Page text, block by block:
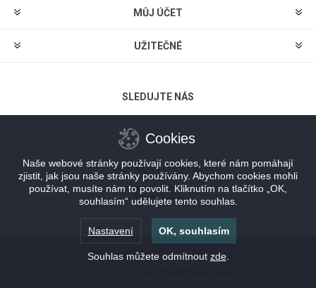
MŮJ ÚČET
UŽITEČNÉ
SLEDUJTE NÁS
MOŽNOSTI PLATBY
Powered bynopCommerce
Cookies
Naše webové stránky používají cookies, které nám pomáhají
zjistit, jak jsou naše stránky používány. Abychom cookies mohli
používat, musíte nám to povolit. Kliknutím na tlačítko „OK,
souhlasím“ udělujete tento souhlas.
Nastavení OK, souhlasím
Souhlas můžete odmítnout zde.